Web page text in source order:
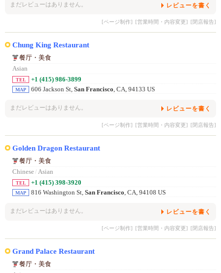
まだレビューはありません。 レビューを書く
[ページ制作] [営業時間・内容変更] [閉店報告]
Chung King Restaurant
餐厅・美食
Asian
TEL +1 (415) 986-3899
MAP 606 Jackson St, San Francisco, CA, 94133 US
まだレビューはありません。 レビューを書く
[ページ制作] [営業時間・内容変更] [閉店報告]
Golden Dragon Restaurant
餐厅・美食
Chinese/ Asian
TEL +1 (415) 398-3920
MAP 816 Washington St, San Francisco, CA, 94108 US
まだレビューはありません。 レビューを書く
[ページ制作] [営業時間・内容変更] [閉店報告]
Grand Palace Restaurant
餐厅・美食